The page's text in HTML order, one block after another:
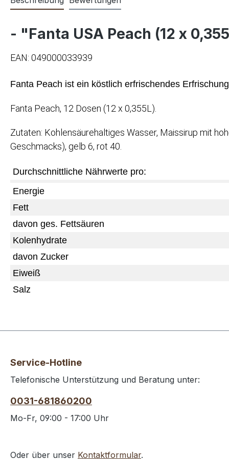
- "Fanta USA Peach (12 x
EAN: 049000033939
Fanta Peach ist ein köstlich erfrischendes
Fanta Peach, 12 Dosen (12 x 0,355L).
Zutaten: Kohlensäurehaltiges Wasser, Maissirup mit
Geschmacks), gelb 6, rot 40.
Durchschnittliche Nährwerte pro:
Energie
Fett
davon ges. Fettsäuren
Kolenhydrate
davon Zucker
Eiweiß
Salz
Service-Hotline
Telefonische Unterstützung und Beratung unter:
0031-681860200
Mo-Fr, 09:00 - 17:00 Uhr
Oder über unser Kontaktformular.